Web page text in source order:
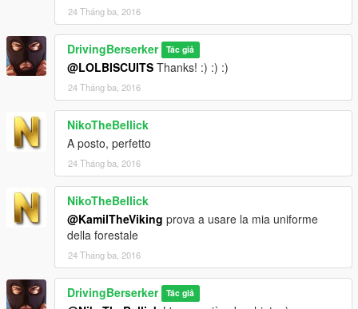
24 Tháng ba, 2016
DrivingBerserker Tác giả
@LOLBISCUITS Thanks! :) :) :)
24 Tháng ba, 2016
NikoTheBellick
A posto, perfetto
24 Tháng ba, 2016
NikoTheBellick
@KamilTheViking prova a usare la mia uniforme
della forestale
24 Tháng ba, 2016
DrivingBerserker Tác giả